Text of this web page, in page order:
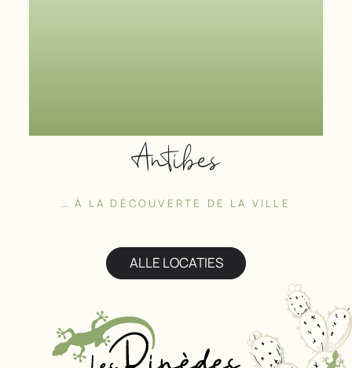
Antibes
… À LA DÉCOUVERTE DE LA VILLE
ALLE LOCATIES